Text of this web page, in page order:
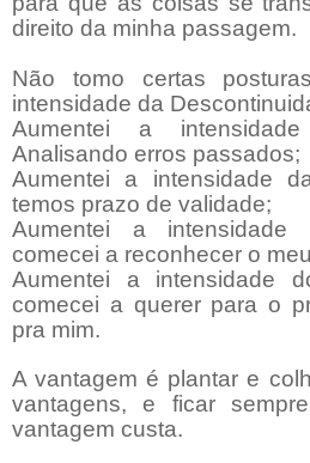
direito da minha passagem.
Não tomo certas
intensidade da
Aumentei a
Analisando erros passados;
Aumentei a intensidade
temos prazo de validade;
Aumentei a intensidade
comecei a reconhecer o
Aumentei a intensidade
comecei a querer para o
pra mim.
A vantagem é plantar e
vantagens, e ficar
vantagem custa.